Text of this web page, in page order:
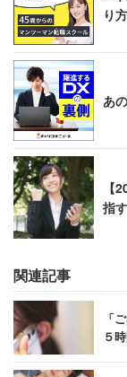
り
あ
【
指
関連記事
「
５